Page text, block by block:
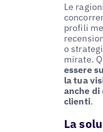
Le
profili
o
mirate.
essere
la tua
anche di
clienti.
La